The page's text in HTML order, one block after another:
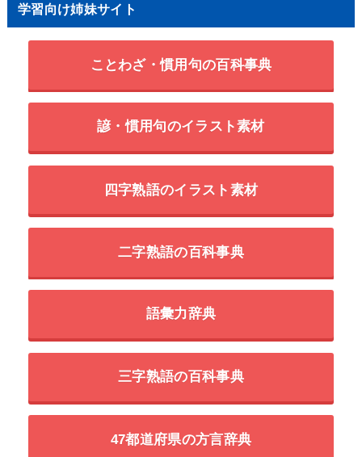
学習向け姉妹サイト
ことわざ・慣用句の百科事典
諺・慣用句のイラスト素材
四字熟語のイラスト素材
二字熟語の百科事典
語彙力辞典
三字熟語の百科事典
47都道府県の方言辞典